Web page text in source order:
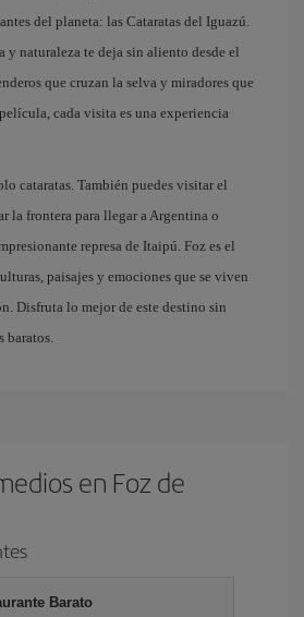
del planeta: las Cataratas del Iguazú.
y naturaleza te deja sin aliento desde el
que cruzan la selva y miradores que
cada visita es una experiencia
cataratas. También puedes visitar el
la frontera para llegar a Argentina o
represa de Itaipú. Foz es el
paisajes y emociones que se viven
Disfruta lo mejor de este destino sin
baratos.
en Foz de
Barato